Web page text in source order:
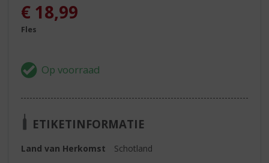
€ 18,99
Fles
ETIKETINFORMATIE
Land van Herkomst
Schotland